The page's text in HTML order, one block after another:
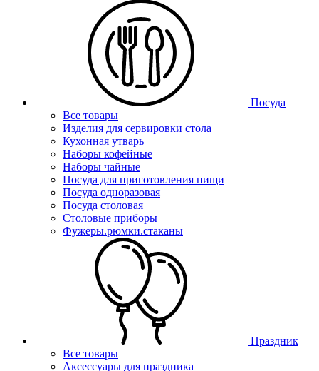
Посуда
Все товары
Изделия для сервировки стола
Кухонная утварь
Наборы кофейные
Наборы чайные
Посуда для приготовления пищи
Посуда одноразовая
Посуда столовая
Столовые приборы
Фужеры.рюмки.стаканы
Праздник
Все товары
Аксессуары для праздника